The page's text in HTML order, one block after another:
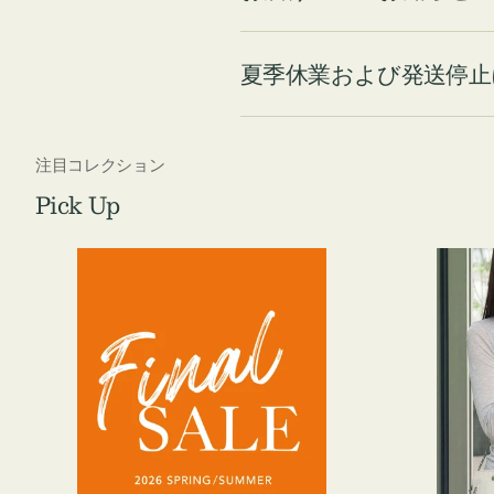
夏季休業および発送停
注目コレクション
Pick Up